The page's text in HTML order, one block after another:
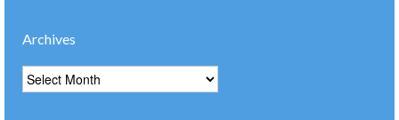
Archives
Archives